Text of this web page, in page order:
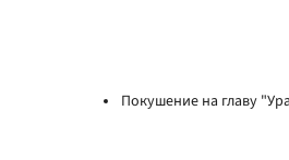
Покушение на главу